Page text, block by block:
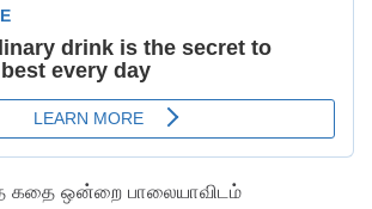
கதை ஒன்றை பாலையாவிடம்